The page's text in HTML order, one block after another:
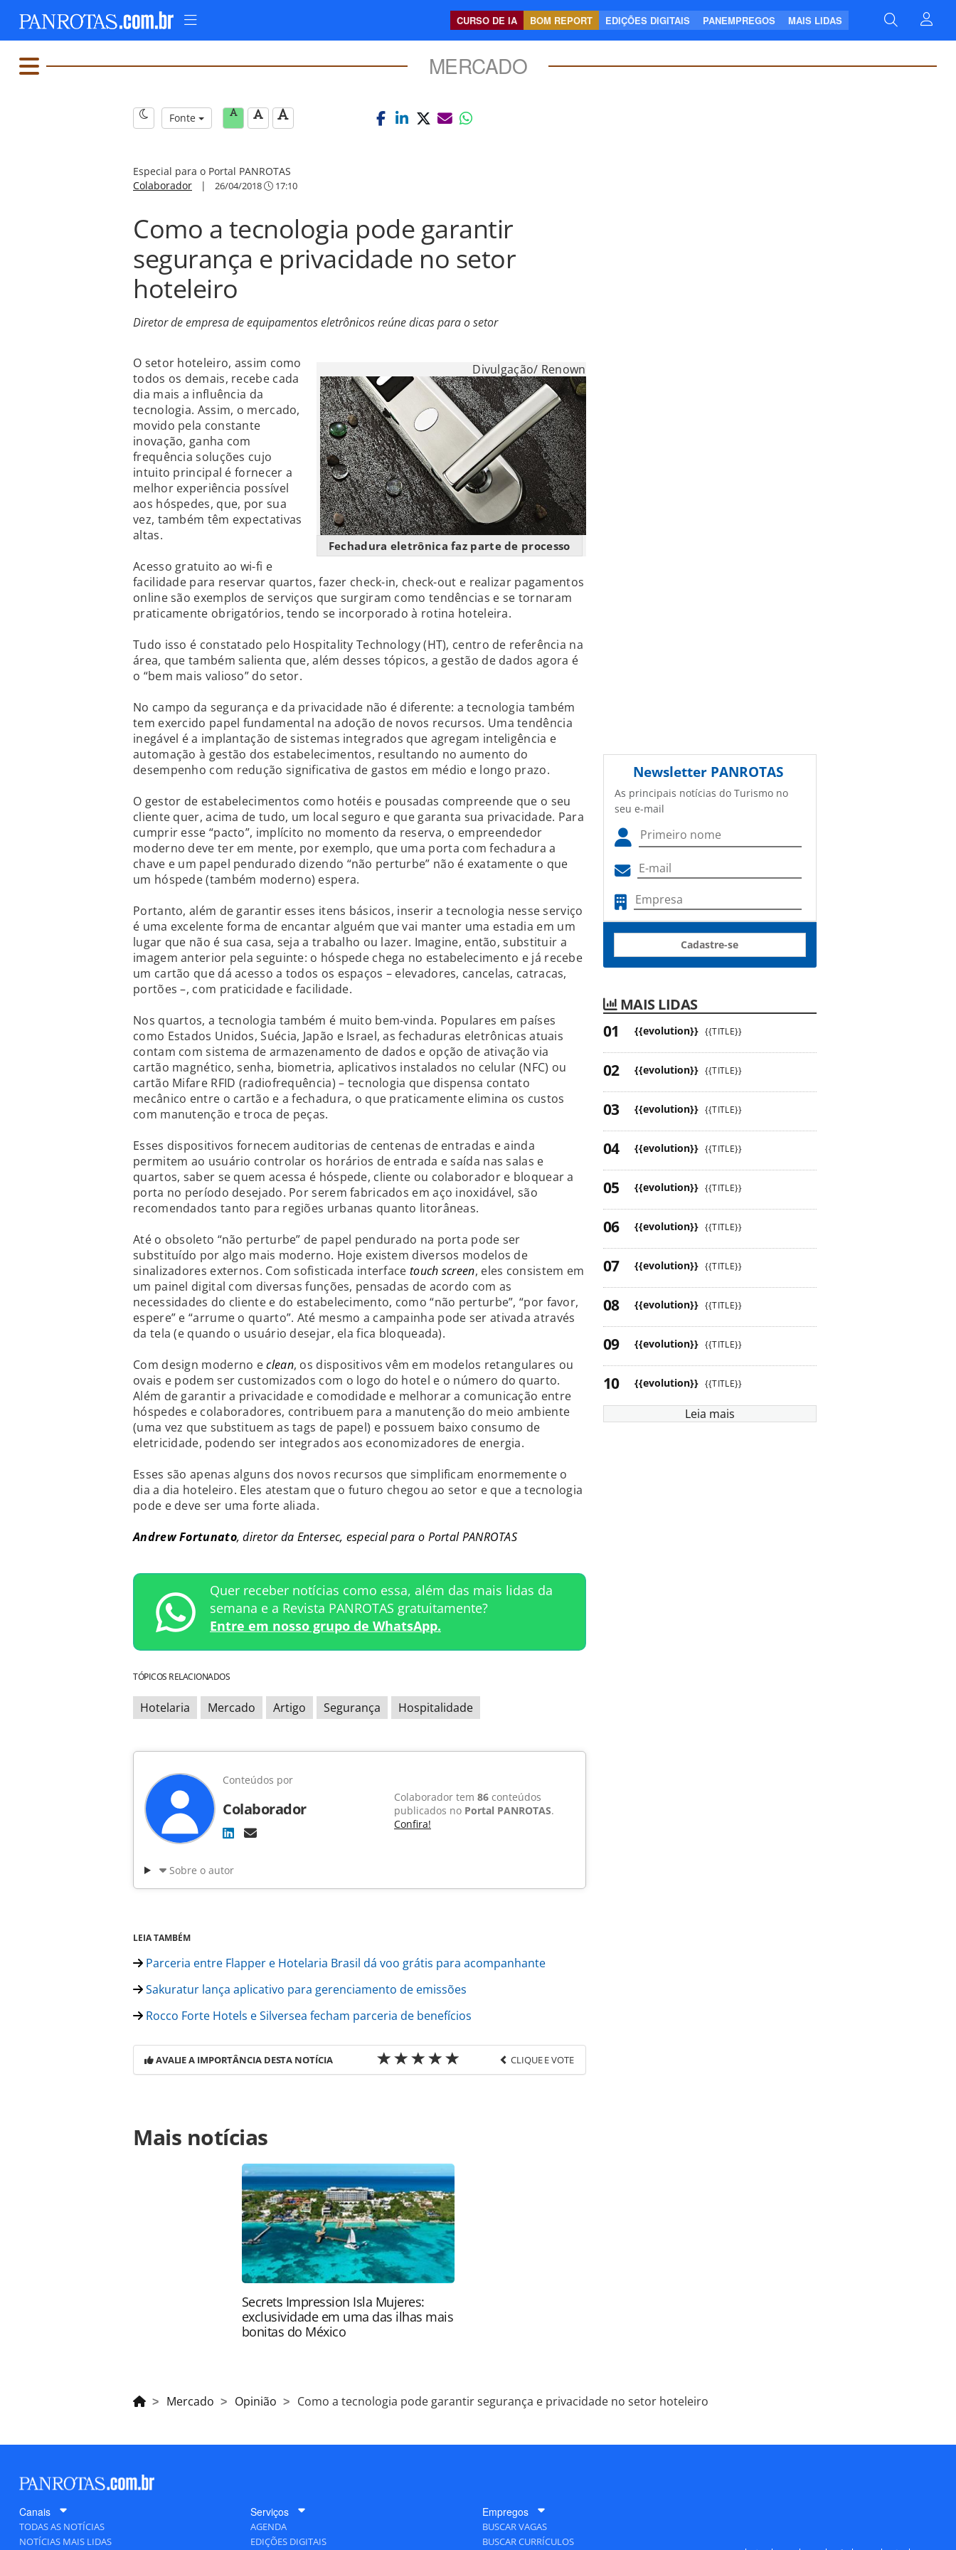
CURSO DE IA BOM REPORT EDIÇÕES DIGITAIS PANEMPREGOS MAIS LIDAS
MERCADO
Fonte
Especial para o Portal PANROTAS
Colaborador | 26/04/2018 17:10
Como a tecnologia pode garantir
segurança e privacidade no setor
hoteleiro
Diretor de empresa de equipamentos eletrônicos reúne dicas para o setor
Divulgação/ Renown
Fechadura eletrônica faz parte de processo
O setor hoteleiro, assim como
todos os demais, recebe cada
dia mais a influência da
tecnologia. Assim, o mercado,
movido pela constante
inovação, ganha com
frequência soluções cujo
intuito principal é fornecer a
melhor experiência possível
aos hóspedes, que, por sua
vez, também têm expectativas
altas.
Acesso gratuito ao wi-fi e
facilidade para reservar quartos, fazer check-in, check-out e realizar pagamentos
online são exemplos de serviços que surgiram como tendências e se tornaram
praticamente obrigatórios, tendo se incorporado à rotina hoteleira.
Tudo isso é constatado pelo Hospitality Technology (HT), centro de referência na
área, que também salienta que, além desses tópicos, a gestão de dados agora é
o “bem mais valioso” do setor.
No campo da segurança e da privacidade não é diferente: a tecnologia também
tem exercido papel fundamental na adoção de novos recursos. Uma tendência
inegável é a implantação de sistemas integrados que agregam inteligência e
automação à gestão dos estabelecimentos, resultando no aumento do
desempenho com redução significativa de gastos em médio e longo prazo.
O gestor de estabelecimentos como hotéis e pousadas compreende que o seu
cliente quer, acima de tudo, um local seguro e que garanta sua privacidade. Para
cumprir esse “pacto”, implícito no momento da reserva, o empreendedor
moderno deve ter em mente, por exemplo, que uma porta com fechadura a
chave e um papel pendurado dizendo “não perturbe” não é exatamente o que
um hóspede (também moderno) espera.
Portanto, além de garantir esses itens básicos, inserir a tecnologia nesse serviço
é uma excelente forma de encantar alguém que vai manter uma estadia em um
lugar que não é sua casa, seja a trabalho ou lazer. Imagine, então, substituir a
imagem anterior pela seguinte: o hóspede chega no estabelecimento e já recebe
um cartão que dá acesso a todos os espaços – elevadores, cancelas, catracas,
portões –, com praticidade e facilidade.
Nos quartos, a tecnologia também é muito bem-vinda. Populares em países
como Estados Unidos, Suécia, Japão e Israel, as fechaduras eletrônicas atuais
contam com sistema de armazenamento de dados e opção de ativação via
cartão magnético, senha, biometria, aplicativos instalados no celular (NFC) ou
cartão Mifare RFID (radiofrequência) – tecnologia que dispensa contato
mecânico entre o cartão e a fechadura, o que praticamente elimina os custos
com manutenção e troca de peças.
Esses dispositivos fornecem auditorias de centenas de entradas e ainda
permitem ao usuário controlar os horários de entrada e saída nas salas e
quartos, saber se quem acessa é hóspede, cliente ou colaborador e bloquear a
porta no período desejado. Por serem fabricados em aço inoxidável, são
recomendados tanto para regiões urbanas quanto litorâneas.
Até o obsoleto “não perturbe” de papel pendurado na porta pode ser
substituído por algo mais moderno. Hoje existem diversos modelos de
sinalizadores externos. Com sofisticada interface touch screen, eles consistem em
um painel digital com diversas funções, pensadas de acordo com as
necessidades do cliente e do estabelecimento, como “não perturbe”, “por favor,
espere” e “arrume o quarto”. Até mesmo a campainha pode ser ativada através
da tela (e quando o usuário desejar, ela fica bloqueada).
Com design moderno eclean, os dispositivos vêm em modelos retangulares ou
ovais e podem ser customizados com o logo do hotel e o número do quarto.
Além de garantir a privacidade e comodidade e melhorar a comunicação entre
hóspedes e colaboradores, contribuem para a manutenção do meio ambiente
(uma vez que substituem as tags de papel) e possuem baixo consumo de
eletricidade, podendo ser integrados aos economizadores de energia.
Esses são apenas alguns dos novos recursos que simplificam enormemente o
dia a dia hoteleiro. Eles atestam que o futuro chegou ao setor e que a tecnologia
pode e deve ser uma forte aliada.
Andrew Fortunato, diretor da Entersec, especial para o Portal PANROTAS
Quer receber notícias como essa, além das mais lidas da
semana e a Revista PANROTAS gratuitamente?
Entre em nosso grupo de WhatsApp.
TÓPICOS RELACIONADOS
Hotelaria Mercado Artigo Segurança Hospitalidade
Conteúdos por
Colaborador
Colaborador tem 86 conteúdos
publicados no Portal PANROTAS.
Confira!
Sobre o autor
LEIA TAMBÉM
Parceria entre Flapper e Hotelaria Brasil dá voo grátis para acompanhante
Sakuratur lança aplicativo para gerenciamento de emissões
Rocco Forte Hotels e Silversea fecham parceria de benefícios
AVALIE A IMPORTÂNCIA DESTA NOTÍCIA CLIQUE E VOTE
https://www.panrotas.com.br/opiniao/artigos/2018/04/como-a-tecnologia-pode-
garantir-seguranca-e-privacidade-no-setor-hoteleiro_155078.html ou as ferramentas
oferecidas na página. Todo o conteúdo produzido pela PANROTAS Editora é protegido
pela legislação brasileira sobre direito autoral. Não reproduza o conteúdo sem
autorização da PANROTAS Editora (copyright@panrotas.com.br).
Mais notícias
Secrets Impression Isla Mujeres:
exclusividade em uma das ilhas mais
bonitas do México
Newsletter PANROTAS
As principais notícias do Turismo no
seu e-mail
Cadastre-se
MAIS LIDAS
{{evolution}} {{TITLE}}
{{evolution}} {{TITLE}}
{{evolution}} {{TITLE}}
{{evolution}} {{TITLE}}
{{evolution}} {{TITLE}}
{{evolution}} {{TITLE}}
{{evolution}} {{TITLE}}
{{evolution}} {{TITLE}}
{{evolution}} {{TITLE}}
{{evolution}} {{TITLE}}
Leia mais
Mercado Opinião Como a tecnologia pode garantir segurança e privacidade no setor hoteleiro
Canais
TODAS AS NOTÍCIAS
NOTÍCIAS MAIS LIDAS
Serviços
AGENDA
EDIÇÕES DIGITAIS
Empregos
BUSCAR VAGAS
BUSCAR CURRÍCULOS